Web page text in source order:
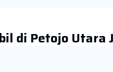
di Petojo Utara